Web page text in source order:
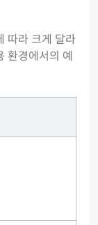
따라 크게 달라
환경에서의 예